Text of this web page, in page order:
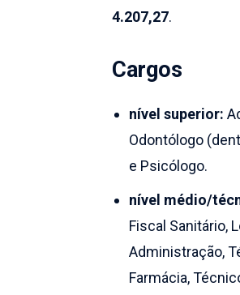
4.207,27.
Cargos
nível superior:
Odontólogo
e Psicólogo.
nível médio/
Fiscal Sanitário,
Administração,
Farmácia,